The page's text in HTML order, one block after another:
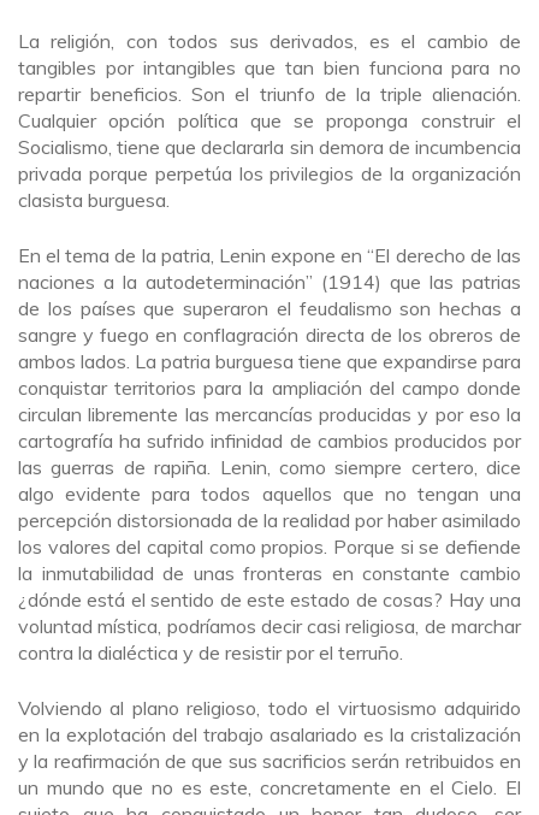
La religión, con todos sus derivados, es el cambio de
tangibles por intangibles que tan bien funciona para no
repartir beneficios. Son el triunfo de la triple alienación.
Cualquier opción política que se proponga construir el
Socialismo, tiene que declararla sin demora de incumbencia
privada porque perpetúa los privilegios de la organización
clasista burguesa.
En el tema de la patria, Lenin expone en “El derecho de las
naciones a la autodeterminación” (1914) que las patrias
de los países que superaron el feudalismo son hechas a
sangre y fuego en conflagración directa de los obreros de
ambos lados. La patria burguesa tiene que expandirse para
conquistar territorios para la ampliación del campo donde
circulan libremente las mercancías producidas y por eso la
cartografía ha sufrido infinidad de cambios producidos por
las guerras de rapiña. Lenin, como siempre certero, dice
algo evidente para todos aquellos que no tengan una
percepción distorsionada de la realidad por haber asimilado
los valores del capital como propios. Porque si se defiende
la inmutabilidad de unas fronteras en constante cambio
¿dónde está el sentido de este estado de cosas? Hay una
voluntad mística, podríamos decir casi religiosa, de marchar
contra la dialéctica y de resistir por el terruño.
Volviendo al plano religioso, todo el virtuosismo adquirido
en la explotación del trabajo asalariado es la cristalización
y la reafirmación de que sus sacrificios serán retribuidos en
un mundo que no es este, concretamente en el Cielo. El